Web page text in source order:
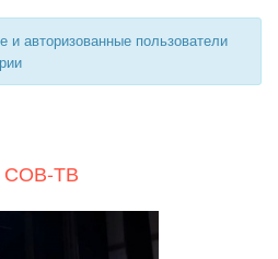
и авторизованные пользователи
СОВ-ТВ